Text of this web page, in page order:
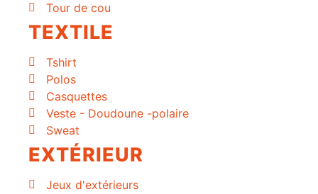
Tour de cou
TEXTILE
Tshirt
Polos
Casquettes
Veste - Doudoune -polaire
Sweat
EXTÉRIEUR
Jeux d'extérieurs